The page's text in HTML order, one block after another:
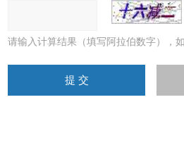
请输入计算结果（填写阿拉伯数字），